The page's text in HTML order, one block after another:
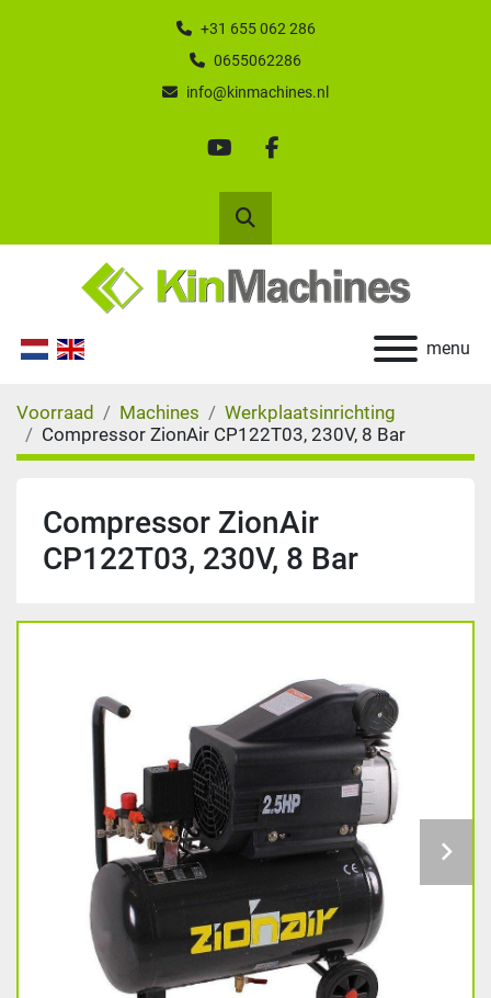
+31 655 062 286
0655062286
info@kinmachines.nl
youtubefacebook
Zoek
menu
Voorraad Machines
Werkplaatsinrichting
Compressor ZionAir CP122T03, 230V, 8 Bar
Compressor ZionAir
CP122T03, 230V, 8 Bar